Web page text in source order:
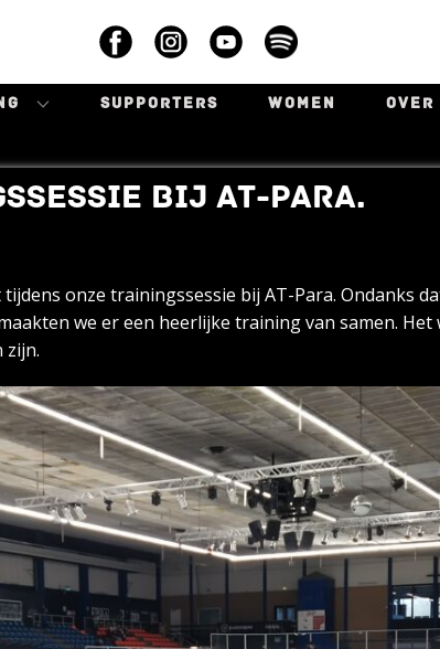
SUPPORTERS WOMEN OVER
BIJ AT-PARA.
onze trainingssessie bij AT-Para. Ondanks
we er een heerlijke training van samen.
zijn.